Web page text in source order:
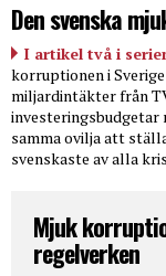
Den svenska
I artikel två i
korruptionen i
miljardintäkter från
investeringsbudgetar
samma ovilja att
svenskaste av alla
Mjuk
regelverken